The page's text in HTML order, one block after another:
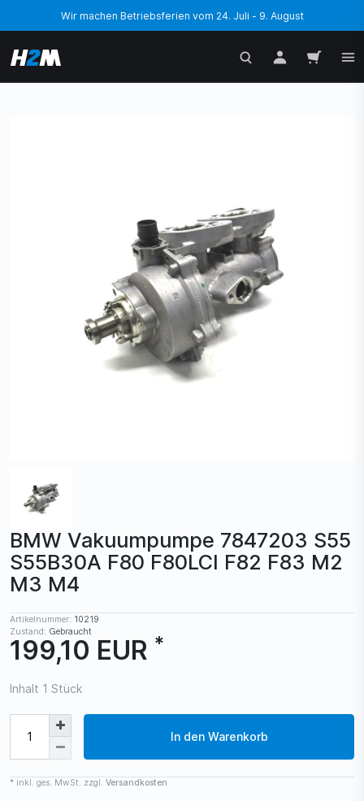
Wir machen Betriebsferien vom 24. Juli - 9. August
BMW Vakuumpumpe 7847203 S55
S55B30A F80 F80LCI F82 F83 M2
M3 M4
Artikelnummer: 10219
Zustand: Gebraucht
199,10 EUR *
Inhalt 1 Stück
In den Warenkorb
* inkl. ges. MwSt. zzgl. Versandkosten